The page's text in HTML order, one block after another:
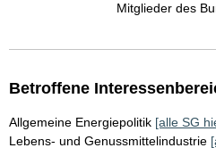
Mitglieder des
Betroffene
Allgemeine Energiepolitik [alle SG
Lebens- und Genussmittelindustrie